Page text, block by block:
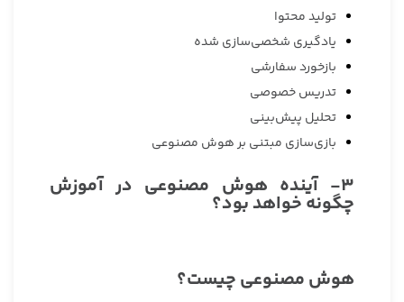
تولید محتوا
یادگیری شخصی‌سازی شده
بازخورد سفارشی
تدریس خصوصی
تحلیل پیش‌بینی
بازی‌سازی مبتنی بر هوش مصنوعی
3- آینده هوش مصنوعی در آموزش
چگونه خواهد بود؟
هوش مصنوعی چیست؟